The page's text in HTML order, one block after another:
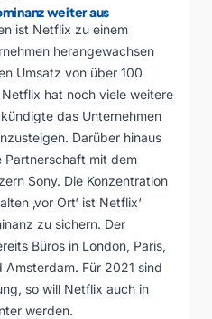
weiter aus
ist Netflix zu einem
herangewachsen
Umsatz von über 100
hat noch viele weitere
das Unternehmen
. Darüber hinaus
Partnerschaft mit dem
Sony. Die Konzentration
‚vor Ort‘ ist Netflix‘
zu sichern. Der
Büros in London, Paris,
Amsterdam. Für 2021 sind
so will Netflix auch in
werden.